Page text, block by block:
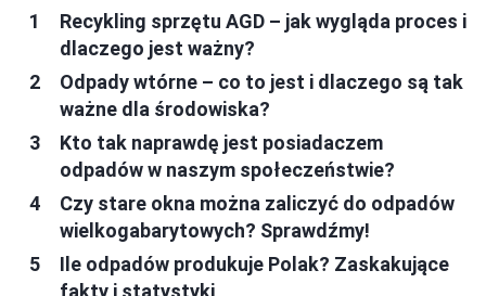
Recykling sprzętu AGD – jak wygląda proces i
dlaczego jest ważny?
Odpady wtórne – co to jest i dlaczego są tak
ważne dla środowiska?
Kto tak naprawdę jest posiadaczem
odpadów w naszym społeczeństwie?
Czy stare okna można zaliczyć do odpadów
wielkogabarytowych? Sprawdźmy!
Ile odpadów produkuje Polak? Zaskakujące
fakty i statystyki